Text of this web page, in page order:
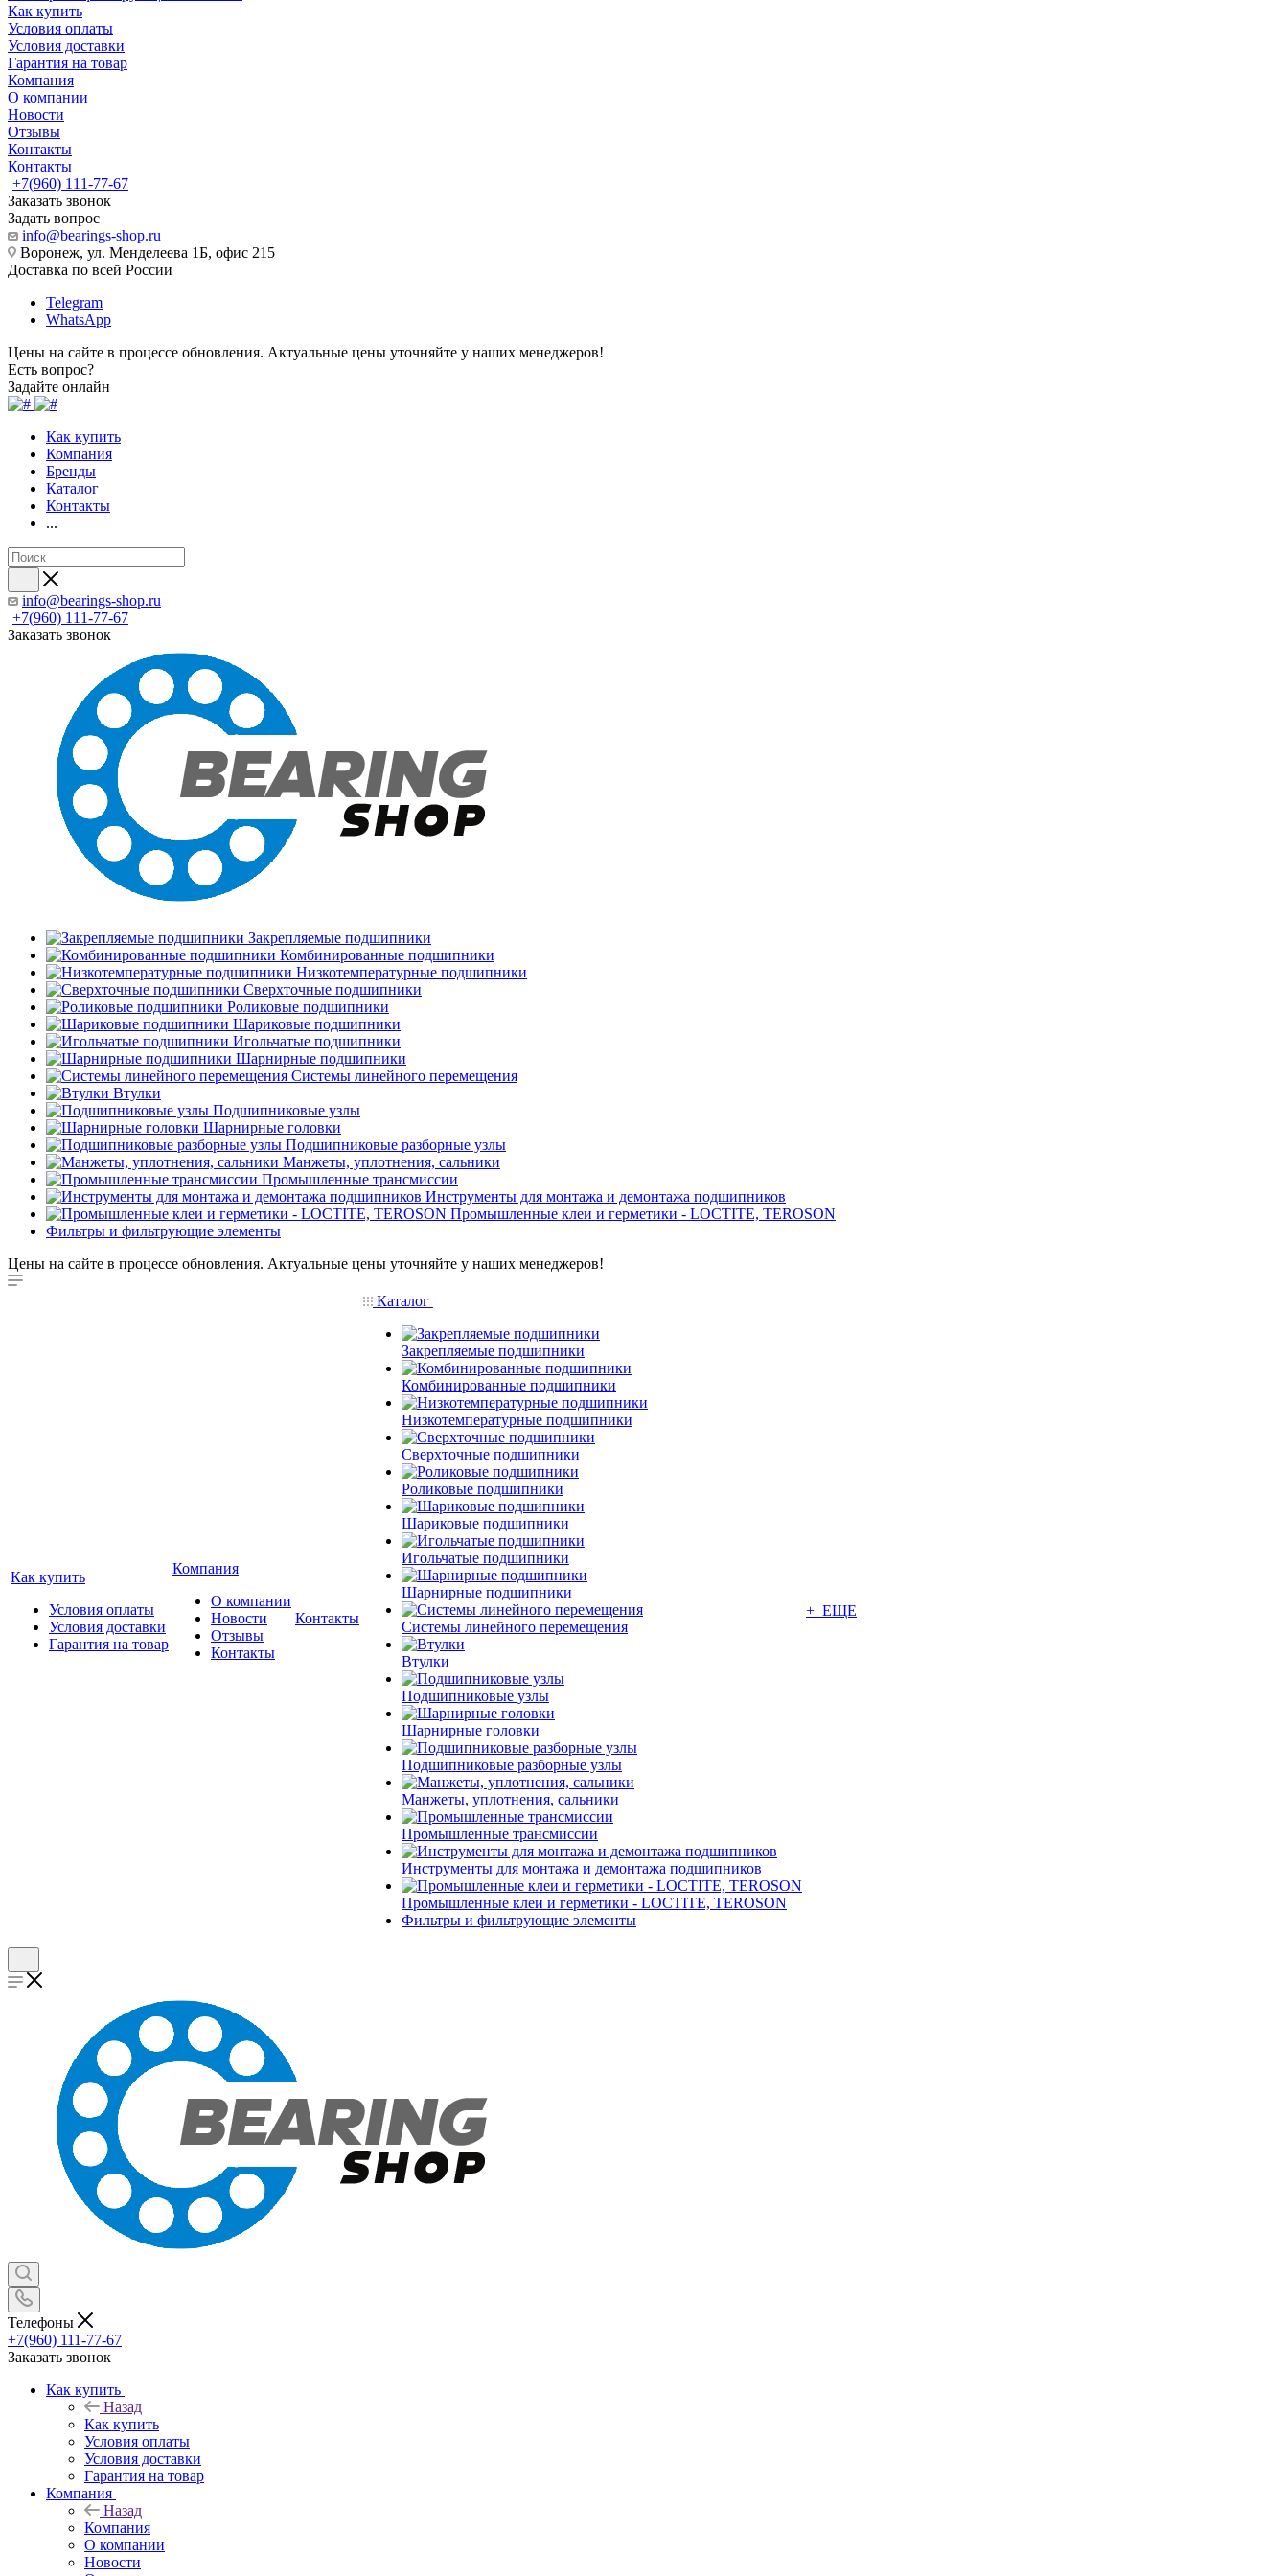
Как купить
Условия оплаты
Условия доставки
Гарантия на товар
Компания
О компании
Новости
Отзывы
Контакты
Контакты
+7(960) 111-77-67
Заказать звонок
Задать вопрос
info@bearings-shop.ru
Воронеж, ул. Менделеева 1Б, офис 215
Доставка по всей России
Telegram
WhatsApp
Цены на сайте в процессе обновления. Актуальные цены уточняйте у наших менеджеров!
Есть вопрос?
Задайте онлайн
Как купить
Компания
Бренды
Каталог
Контакты
...
info@bearings-shop.ru
+7(960) 111-77-67
Заказать звонок
Закрепляемые подшипники
Комбинированные подшипники
Низкотемпературные подшипники
Сверхточные подшипники
Роликовые подшипники
Шариковые подшипники
Игольчатые подшипники
Шарнирные подшипники
Системы линейного перемещения
Втулки
Подшипниковые узлы
Шарнирные головки
Подшипниковые разборные узлы
Манжеты, уплотнения, сальники
Промышленные трансмиссии
Инструменты для монтажа и демонтажа подшипников
Промышленные клеи и герметики - LOCTITE, TEROSON
Фильтры и фильтрующие элементы
Цены на сайте в процессе обновления. Актуальные цены уточняйте у наших менеджеров!
Как купить
Условия оплаты
Условия доставки
Гарантия на товар
Компания
О компании
Новости
Отзывы
Контакты
Контакты
Каталог
Закрепляемые подшипники
Комбинированные подшипники
Низкотемпературные подшипники
Сверхточные подшипники
Роликовые подшипники
Шариковые подшипники
Игольчатые подшипники
Шарнирные подшипники
Системы линейного перемещения
Втулки
Подшипниковые узлы
Шарнирные головки
Подшипниковые разборные узлы
Манжеты, уплотнения, сальники
Промышленные трансмиссии
Инструменты для монтажа и демонтажа подшипников
Промышленные клеи и герметики - LOCTITE, TEROSON
Фильтры и фильтрующие элементы
+ ЕЩЕ
Телефоны
+7(960) 111-77-67
Заказать звонок
Как купить
Назад
Как купить
Условия оплаты
Условия доставки
Гарантия на товар
Компания
Назад
Компания
О компании
Новости